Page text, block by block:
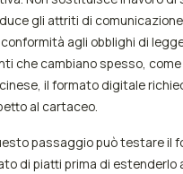
gli attriti di
agli obblighi di
che cambiano spesso,
il formato digitale
al cartaceo.
passaggio può testare il
di piatti prima di estenderlo